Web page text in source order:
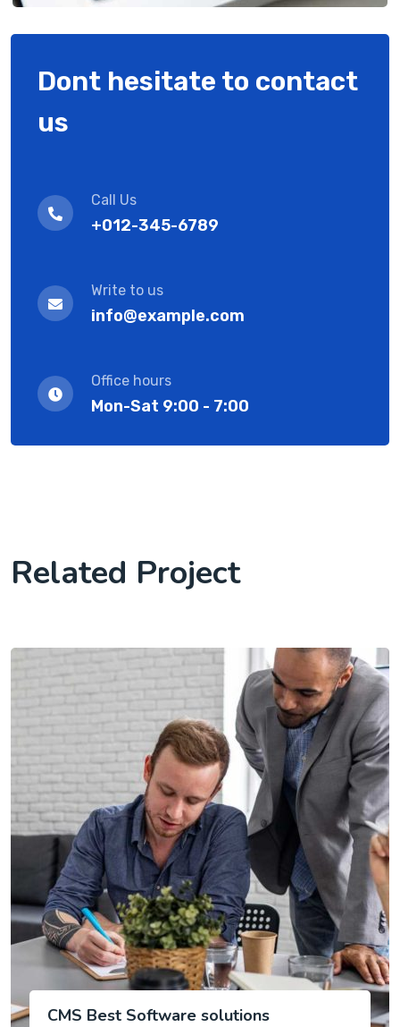
Dont hesitate to contact
us
Call Us
+012-345-6789
Write to us
info@example.com
Office hours
Mon-Sat 9:00 - 7:00
Related Project
CMS Best Software solutions